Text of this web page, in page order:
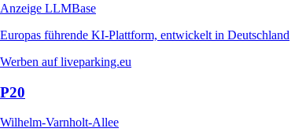
Anzeige LLMBase
Europas führende KI-Plattform, entwickelt in Deutschland
Werben auf liveparking.eu
P20
Wilhelm-Varnholt-Allee